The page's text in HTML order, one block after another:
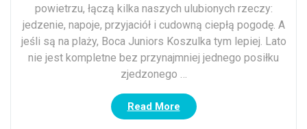
osób
z
alergią
na
powietrzu, łączą kilka naszych ulubionych rzeczy:
jedzenie, napoje, przyjaciół i cudowną ciepłą pogodę. A
jeśli są na plaży, Boca Juniors Koszulka tym lepiej. Lato
nie jest kompletne bez przynajmniej jednego posiłku
zjedzonego …
Read More“Pomysły
na